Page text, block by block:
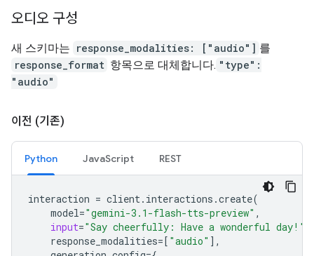
오디오 구성
새 스키마는 response_modalities: ["audio"] 를
response_format 항목으로 대체합니다. "type":
"audio"
이전 (기존)
Python JavaScript REST
interaction = client. interactions .create(
model="gemini-3.1-flash-tts-preview" ,
input="Say cheerfully: Have a wonderful day!"
response_modalities=[ "audio" ],